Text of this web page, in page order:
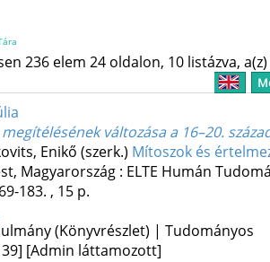
236 elem 24 oldalon, 10 listázva,
megítélésének változása a 16–20.
Enikő (szerk.) Mítoszok és
Magyarország : ELTE Humán
183. , 15 p.
(Könyvrészlet) | Tudományos
[Admin láttamozott]